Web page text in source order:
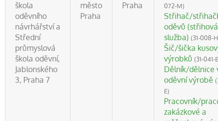
škola
oděvního
návrhářství a
Střední
průmyslová
škola oděvní,
Jablonského
3, Praha 7
město
Praha
Praha
072-M)
Střihač/
oděvů (střihová
služba) (31-008-
Šič/šička
výrobků (31-041-
Dělník/dělnice
oděvní výrobě
E)
Pracovník/
zakázkové a